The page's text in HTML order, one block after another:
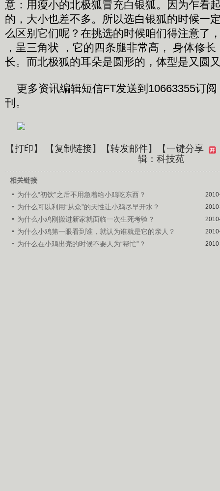
意：用瘦小的北极狐冒充白银狐。因为乍看
的，大小也差不多。所以选白银狐的时候一
么区别它们呢？在挑选的时候咱们得注意了
，呈三角状 ，它的四条腿非常高， 身体修
长。而北极狐的耳朵是圆形的，体型是又圆
更多资讯编辑短信FT发送到10663355订阅
刊。
【打印】 【复制链接】【转发邮件】
【一键分享
辑：科技苑
相关链接
为什么“初饮”之后不用急着给小鸡吃东西？
为什么可以利用“从众”的天性让小鸡尽早开水？
为什么小鸡刚搬进新家就面临一次生死考验？
为什么小鸡第一眼看到谁，就认为谁就是它的亲人？
为什么在小鸡出壳的时候不要人为“帮忙”？